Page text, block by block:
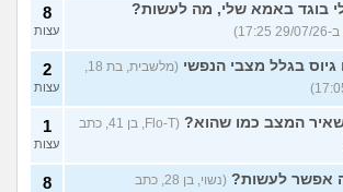
בוגד באמא שלי, מה לעשות? 8
עצות
בגלל מצבי הנפשי
(מלשבית, בת 18,
2
עצות
המצב כמו שהוא?
(Flo-T, בן 41, כתב
1
עצות
אפשר לעשות?
(נשוי, בן 28, כתב
8